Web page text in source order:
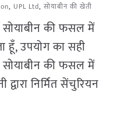
, UPL Ltd, सोयाबीन की खेती
सोयाबीन की फसल में
उपयोग का सही
की फसल में
निर्मित सेंचुरियन